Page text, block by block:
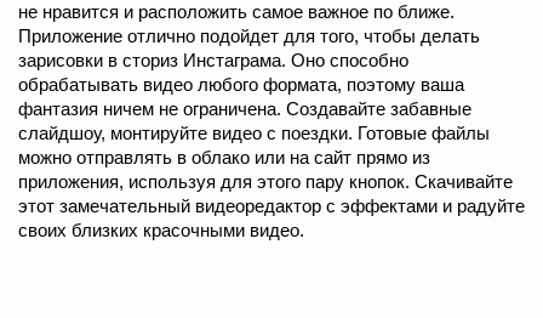
не нравится и расположить самое важное по ближе.
Приложение отлично подойдет для того, чтобы делать
зарисовки в сториз Инстаграма. Оно способно
обрабатывать видео любого формата, поэтому ваша
фантазия ничем не ограничена. Создавайте забавные
слайдшоу, монтируйте видео с поездки. Готовые файлы
можно отправлять в облако или на сайт прямо из
приложения, используя для этого пару кнопок. Скачивайте
этот замечательный видеоредактор с эффектами и радуйте
своих близких красочными видео.